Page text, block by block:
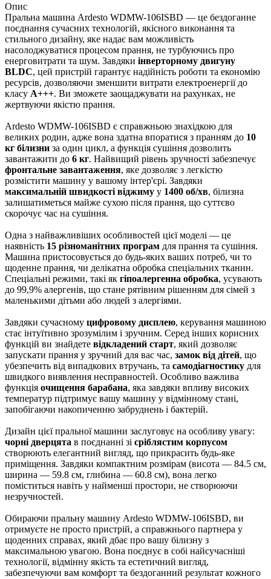
Опис
Пральна машина Ardesto WDMW-106ISBD — це бездоганне
поєднання сучасних технологій, якісного виконання та
стильного дизайну, яке надає вам можливість
насолоджуватися процесом прання, не турбуючись про
енерговитрати та шум. Завдяки інверторному двигуну
BLDC, цей пристрій гарантує надійність роботи та економію
ресурсів, дозволяючи зменшити витрати електроенергії до
класу А+++. Ви зможете заощаджувати на рахунках, не
жертвуючи якістю прання.
Ardesto WDMW-106ISBD є справжньою знахідкою для
великих родин, адже вона здатна впоратися з пранням до 10
кг білизни за один цикл, а функція сушіння дозволить
завантажити до 6 кг. Найвищий рівень зручності забезпечує
фронтальне завантаження, яке дозволяє з легкістю
розмістити машину у вашому інтер'єрі. Завдяки
максимальній швидкості віджиму у 1400 об/хв, білизна
залишатиметься майже сухою після прання, що суттєво
скорочує час на сушіння.
Одна з найважливіших особливостей цієї моделі — це
наявність 15 різноманітних програм для прання та сушіння.
Машина пристосовується до будь-яких ваших потреб, чи то
щоденне прання, чи делікатна обробка спеціальних тканин.
Спеціальні режими, такі як гіпоалергенна обробка, усувають
до 99,9% алергенів, що стане рятівним рішенням для сімей з
маленькими дітьми або людей з алергіями.
Завдяки сучасному цифровому дисплею, керування машиною
стає інтуїтивно зрозумілим і зручним. Серед інших корисних
функцій ви знайдете відкладений старт, який дозволяє
запускати прання у зручний для вас час, замок від дітей, що
убезпечить від випадкових втручань, та самодіагностику для
швидкого виявлення несправностей. Особливо важлива
функція очищення барабана, яка завдяки впливу високих
температур підтримує вашу машину у відмінному стані,
запобігаючи накопиченню забруднень і бактерій.
Дизайн цієї пральної машини заслуговує на особливу увагу:
чорні дверцята в поєднанні зі сріблястим корпусом
створюють елегантний вигляд, що прикрасить будь-яке
приміщення. Завдяки компактним розмірам (висота — 84.5 см,
ширина — 59.8 см, глибина — 60.8 см), вона легко
поміститься навіть у найменші простори, не створюючи
незручностей.
Обираючи пральну машину Ardesto WDMW-106ISBD, ви
отримуєте не просто пристрій, а справжнього партнера у
щоденних справах, який дбає про вашу білизну з
максимальною увагою. Вона поєднує в собі найсучасніші
технології, відмінну якість та естетичний вигляд,
забезпечуючи вам комфорт та бездоганний результат кожного